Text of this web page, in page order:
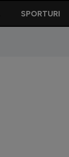
SPORTURI